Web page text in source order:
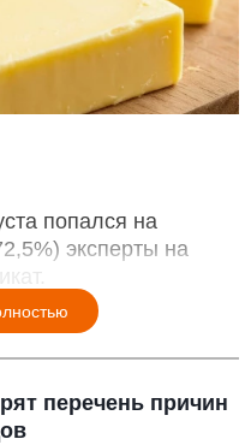
попался на
эксперты на
перечень причин